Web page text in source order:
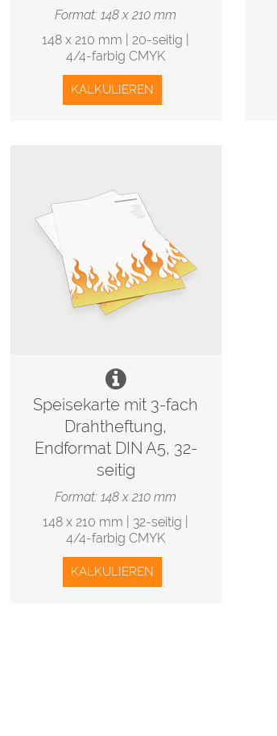
Format: 148 x 210 mm
148 x 210 mm | 20-seitig |
4/4-farbig CMYK
KALKULIEREN
Speisekarte mit 3-fach
Drahtheftung,
Endformat DIN A5, 32-
seitig
Format: 148 x 210 mm
148 x 210 mm | 32-seitig |
4/4-farbig CMYK
KALKULIEREN